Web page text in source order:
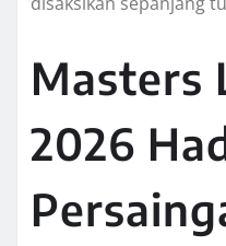
Masters
2026